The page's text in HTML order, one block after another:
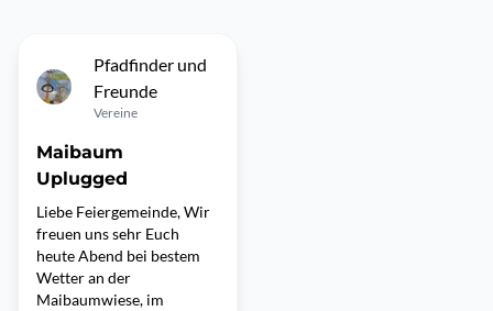
Pfadfinder und
Freunde
Vereine
Maibaum
Uplugged
Liebe Feiergemeinde, Wir
freuen uns sehr Euch
heute Abend bei bestem
Wetter an der
Maibaumwiese, im